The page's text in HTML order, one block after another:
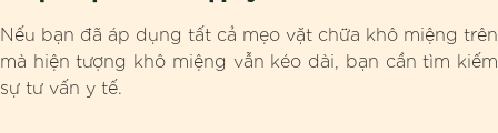
Nếu bạn đã áp dụng tất cả mẹo vặt chữa khô miệng trên
mà hiện tượng khô miệng vẫn kéo dài, bạn cần tìm kiếm
sự tư vấn y tế.